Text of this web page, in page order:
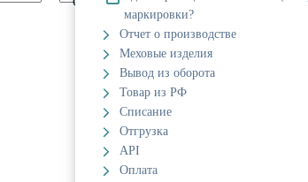
маркировки?
Отчет о производстве
Меховые изделия
Вывод из оборота
Товар из РФ
Списание
Отгрузка
API
Оплата